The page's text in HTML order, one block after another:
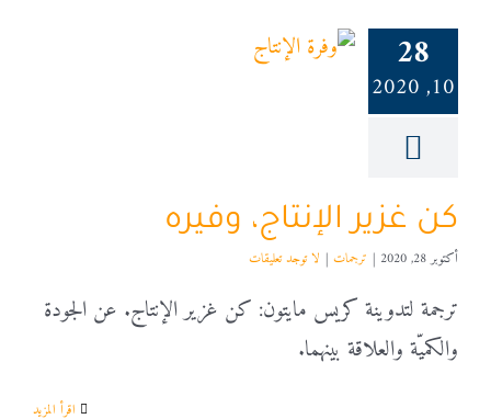
28
10, 2020
كن غزير الإنتاج، وفيره
أكتوبر 28, 2020 | ترجمات | لا توجد تعليقات
ترجمة لتدوينة كريس مايتون: كن غزير الإنتاج. عن الجودة
والكميّة والعلاقة بينهما.